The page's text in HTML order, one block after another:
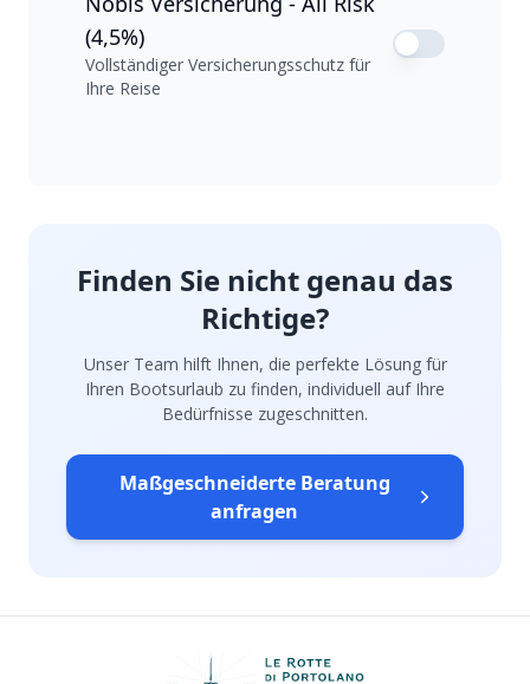
(4,5%)
Vollständiger Versicherungsschutz für
Ihre Reise
Finden Sie nicht genau das
Richtige?
Unser Team hilft Ihnen, die perfekte Lösung für
Ihren Bootsurlaub zu finden, individuell auf Ihre
Bedürfnisse zugeschnitten.
Maßgeschneiderte Beratung
anfragen